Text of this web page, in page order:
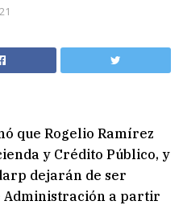
que Rogelio Ramírez
y Crédito Público, y
dejarán de ser
Administración a partir